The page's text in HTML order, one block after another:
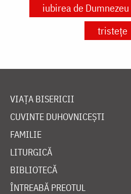
iubirea de Dumnezeu
tristețe
VIAȚA BISERICII
CUVINTE DUHOVNICEȘTI
FAMILIE
LITURGICĂ
BIBLIOTECĂ
ÎNTREABĂ PREOTUL